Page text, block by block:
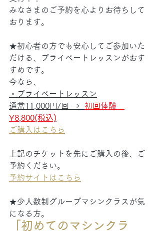
みなさまのご予約を心よりお待ちして
おります。
★初心者の方でも安心してご参加いた
だける、プライベートレッスンがおす
すめです。
今なら、
・プライベートレッスン
通常11,000円/回 → 初 回体験
¥8,800(税込)
ご購入はこちら
上記のチケットを先にご購入の後、ご
予約ください。
予約サイトはこちら
★少人数制グループマシンクラスが気
になる方。
「初めてのマシンクラ